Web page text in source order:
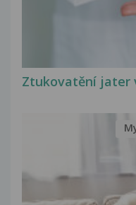
Ztukovatění jater